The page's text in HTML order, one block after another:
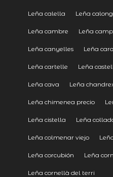
Leña calella Leña
Leña cambre Leña
Leña canyelles Leña
Leña cartelle Leña
Leña cava Leña
Leña chimenea precio
Leña cistella Leña
Leña colmenar viejo
Leña corcubión Leña
Leña cornellà del terri